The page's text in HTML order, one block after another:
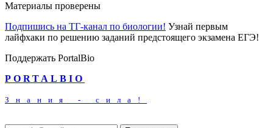
Материалы проверены
Подпишись на ТГ-канал по биологии! Узнай первым
лайфхаки по решению заданий предстоящего экзамена ЕГЭ!
Поддержать PortalBio
PORTALBIO
Знания - сила!